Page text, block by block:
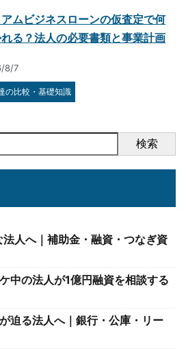
ムビジネスローンの仮査定で何
る？法人の必要書類と事業計画
8/7
の比較・基礎知識
検索
人へ｜補助金・融資・つなぎ資
中の法人が1億円融資を相談する
迫る法人へ｜銀行・公庫・リー